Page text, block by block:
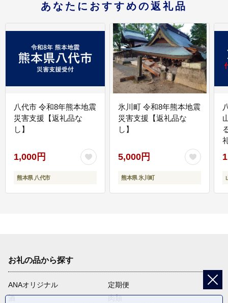
あなたにおすすめの返礼品
八代市 令和8年熊本地震
災害支援【返礼品な
し】
1,000円
熊本県 八代市
氷川町 令和8年熊本地震
災害支援【返礼品な
し】
5,000円
熊本県 氷川町
お礼の品から探す
ANAオリジナル
定期便
酒
肉類